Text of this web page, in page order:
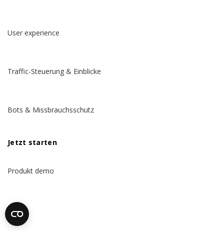
User experience
Traffic-Steuerung & Einblicke
Bots & Missbrauchsschutz
Jetzt starten
Produkt demo
Preise